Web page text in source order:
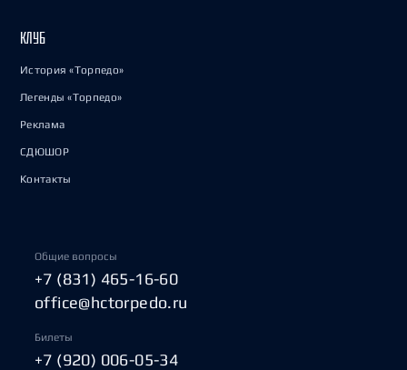
КЛУБ
История «Торпедо»
Легенды «Торпедо»
Реклама
СДЮШОР
Контакты
Общие вопросы
+7 (831) 465-16-60
office@hctorpedo.ru
Билеты
+7 (920) 006-05-34